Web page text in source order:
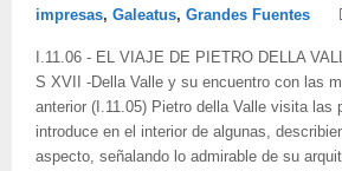
impresas, Galeatus, Grandes Fuentes
I.11.06 - EL VIAJE DE PIETRO DELLA
S XVII -Della Valle y su encuentro con las
anterior (I.11.05) Pietro della Valle visita las
introduce en el interior de algunas,
aspecto, señalando lo admirable de su